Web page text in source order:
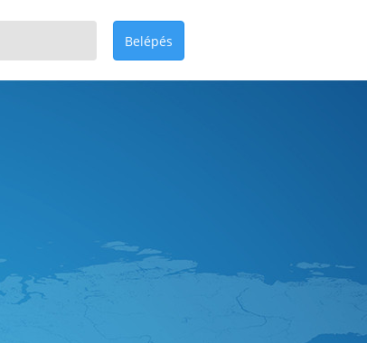
Belépés